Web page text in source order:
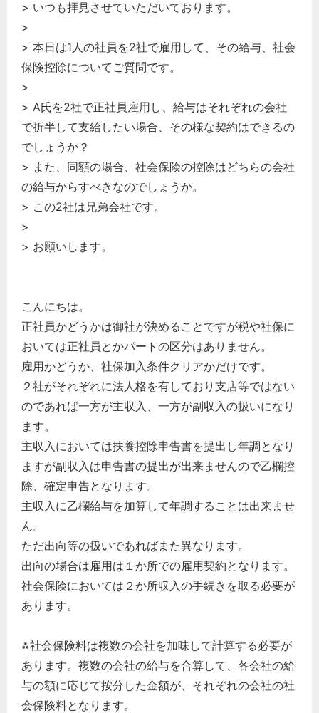
> いつも拝見させていただいております。
>
> 本日は1人の社員を2社で雇用して、その給与、社会
保険控除についてご質問です。
>
> A氏を2社で正社員雇用し、給与はそれぞれの会社
で折半して支給したい場合、その様な契約はできるの
でしょうか？
> また、同額の場合、社会保険の控除はどちらの会社
の給与からすべきなのでしょうか。
> この2社は兄弟会社です。
>
> お願いします。
こんにちは。
正社員かどうかは御社が決めることですが税や社保に
おいては正社員とかパートの区分はありません。
雇用かどうか、社保加入条件クリアかだけです。
２社がそれぞれに法人格を有しており支店等ではない
のであれば一方が主収入、一方が副収入の扱いになり
ます。
主収入においては扶養控除申告書を提出し年調となり
ますが副収入は申告書の提出が出来ませんので乙欄控
除、確定申告となります。
主収入に乙欄給与を加算して年調することは出来ませ
ん。
ただ出向等の扱いであればまた異なります。
出向の場合は雇用は１か所での雇用契約となります。
社会保険においては２か所収入の手続きを取る必要が
あります。
⁂社会保険料は複数の会社を加味して計算する必要が
あります。複数の会社の給与を合算して、各会社の給
与の額に応じて按分した金額が、それぞれの会社の社
会保険料となります。